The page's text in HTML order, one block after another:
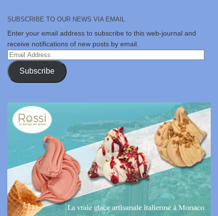
SUBSCRIBE TO OUR NEWS VIA EMAIL
Enter your email address to subscribe to this web-journal and
receive notifications of new posts by email.
Email
Address
Subscribe